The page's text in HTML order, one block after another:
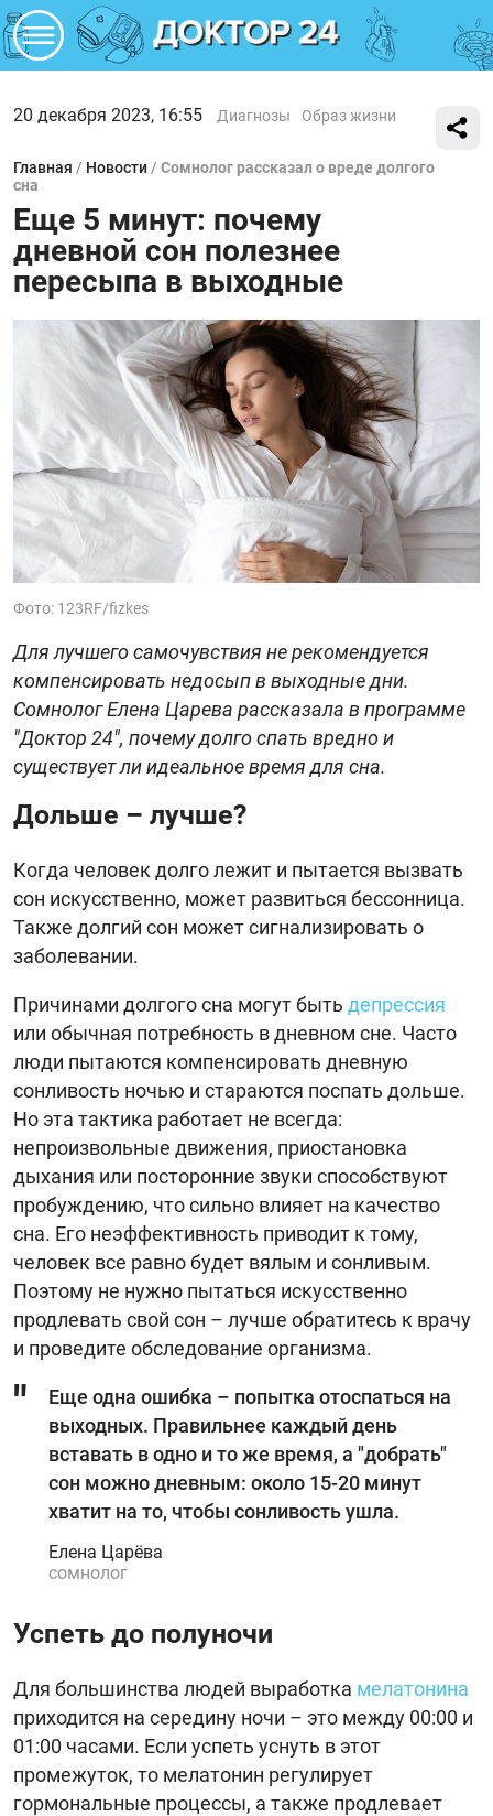
20 декабря 2023, 16:55 Диагнозы Образ жизни
Главная / Новости / Сомнолог рассказал о вреде долгого
сна
Еще 5 минут: почему
дневной сон полезнее
пересыпа в выходные
Фото: 123RF/fizkes
Для лучшего самочувствия не рекомендуется
компенсировать недосып в выходные дни.
Сомнолог Елена Царева рассказала в программе
"Доктор 24", почему долго спать вредно и
существует ли идеальное время для сна.
Дольше – лучше?
Когда человек долго лежит и пытается вызвать
сон искусственно, может развиться бессонница.
Также долгий сон может сигнализировать о
заболевании.
Причинами долгого сна могут быть депрессия
или обычная потребность в дневном сне. Часто
люди пытаются компенсировать дневную
сонливость ночью и стараются поспать дольше.
Но эта тактика работает не всегда:
непроизвольные движения, приостановка
дыхания или посторонние звуки способствуют
пробуждению, что сильно влияет на качество
сна. Его неэффективность приводит к тому,
человек все равно будет вялым и сонливым.
Поэтому не нужно пытаться искусственно
продлевать свой сон – лучше обратитесь к врачу
и проведите обследование организма.
Еще одна ошибка – попытка отоспаться на
выходных. Правильнее каждый день
вставать в одно и то же время, а "добрать"
сон можно дневным: около 15-20 минут
хватит на то, чтобы сонливость ушла.
Елена Царёва
сомнолог
Успеть до полуночи
Для большинства людей выработка мелатонина
приходится на середину ночи – это между 00:00 и
01:00 часами. Если успеть уснуть в этот
промежуток, то мелатонин регулирует
гормональные процессы, а также продлевает